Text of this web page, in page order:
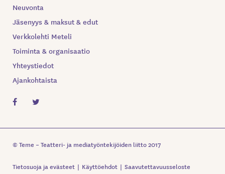
Neuvonta
Jäsenyys & maksut & edut
Verkkolehti Meteli
Toiminta & organisaatio
Yhteystiedot
Ajankohtaista
© Teme – Teatteri- ja mediatyöntekijöiden liitto 2017
Tietosuoja ja evästeet Käyttöehdot Saavutettavuusseloste